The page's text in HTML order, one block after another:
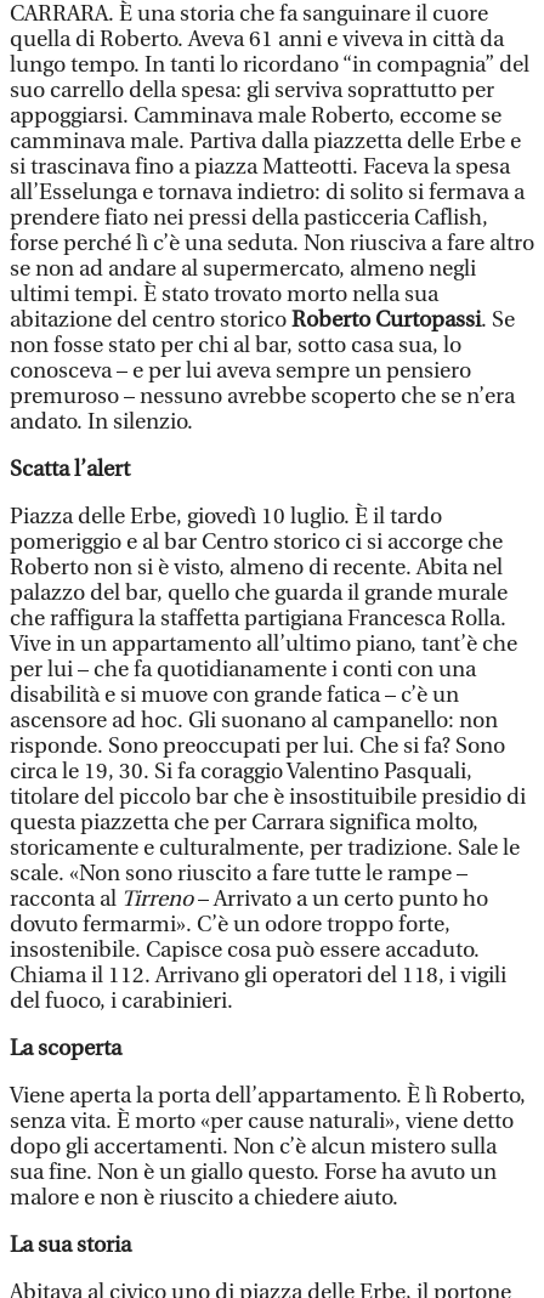
CARRARA. È una storia che fa sanguinare il cuore
quella di Roberto. Aveva 61 anni e viveva in città da
lungo tempo. In tanti lo ricordano “in compagnia” del
suo carrello della spesa: gli serviva soprattutto per
appoggiarsi. Camminava male Roberto, eccome se
camminava male. Partiva dalla piazzetta delle Erbe e
si trascinava fino a piazza Matteotti. Faceva la spesa
all’Esselunga e tornava indietro: di solito si fermava a
prendere fiato nei pressi della pasticceria Caflish,
forse perché lì c’è una seduta. Non riusciva a fare altro
se non ad andare al supermercato, almeno negli
ultimi tempi. È stato trovato morto nella sua
abitazione del centro storicoRoberto Curtopassi. Se
non fosse stato per chi al bar, sotto casa sua, lo
conosceva – e per lui aveva sempre un pensiero
premuroso – nessuno avrebbe scoperto che se n’era
andato. In silenzio.
Scatta l’alert
Piazza delle Erbe, giovedì 10 luglio. È il tardo
pomeriggio e al bar Centro storico ci si accorge che
Roberto non si è visto, almeno di recente. Abita nel
palazzo del bar, quello che guarda il grande murale
che raffigura la staffetta partigiana Francesca Rolla.
Vive in un appartamento all’ultimo piano, tant’è che
per lui – che fa quotidianamente i conti con una
disabilità e si muove con grande fatica – c’è un
ascensore ad hoc. Gli suonano al campanello: non
risponde. Sono preoccupati per lui. Che si fa? Sono
circa le 19, 30. Si fa coraggio Valentino Pasquali,
titolare del piccolo bar che è insostituibile presidio di
questa piazzetta che per Carrara significa molto,
storicamente e culturalmente, per tradizione. Sale le
scale. «Non sono riuscito a fare tutte le rampe –
racconta al Tirreno– Arrivato a un certo punto ho
dovuto fermarmi». C’è un odore troppo forte,
insostenibile. Capisce cosa può essere accaduto.
Chiama il 112. Arrivano gli operatori del 118, i vigili
del fuoco, i carabinieri.
La scoperta
Viene aperta la porta dell’appartamento. È lì Roberto,
senza vita. È morto «per cause naturali», viene detto
dopo gli accertamenti. Non c’è alcun mistero sulla
sua fine. Non è un giallo questo. Forse ha avuto un
malore e non è riuscito a chiedere aiuto.
La sua storia
Abitava al civico uno di piazza delle Erbe, il portone